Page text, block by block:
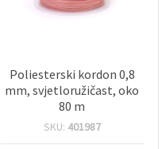
Poliesterski kordon 0,8
mm, svjetloružičast, oko
80 m
SKU: 401987